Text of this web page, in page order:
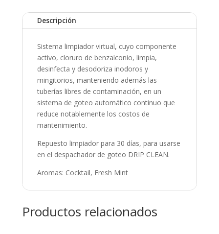
Descripción
Sistema limpiador virtual, cuyo componente
activo, cloruro de benzalconio, limpia,
desinfecta y desodoriza inodoros y
mingitorios, manteniendo además las
tuberías libres de contaminación, en un
sistema de goteo automático continuo que
reduce notablemente los costos de
mantenimiento.
Repuesto limpiador para 30 días, para usarse
en el despachador de goteo DRIP CLEAN.
Aromas: Cocktail, Fresh Mint
Productos relacionados